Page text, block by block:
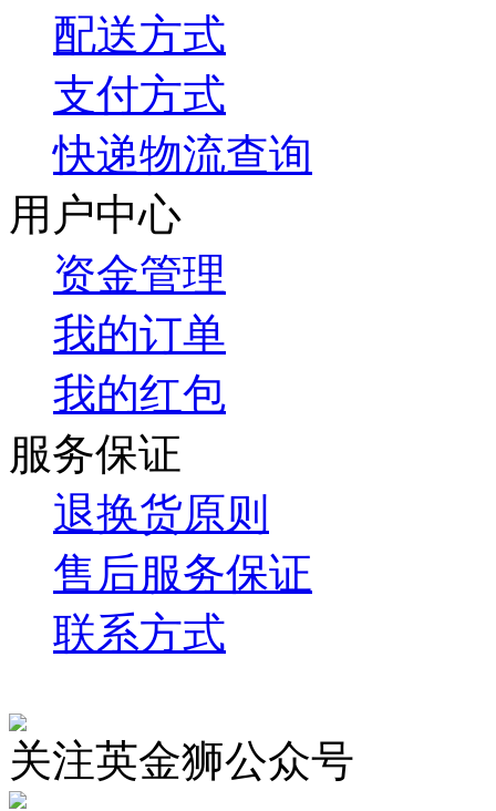
配送方式
支付方式
快递物流查询
用户中心
资金管理
我的订单
我的红包
服务保证
退换货原则
售后服务保证
联系方式
关注英金狮公众号